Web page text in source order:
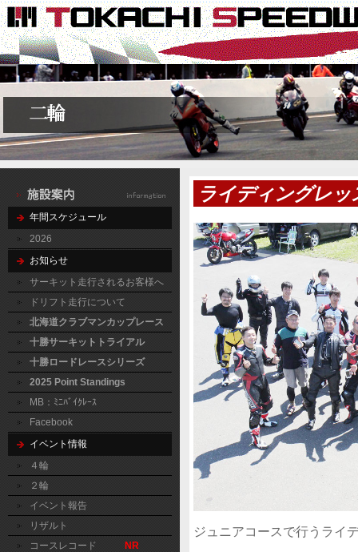
年間スケジュール
2026
お知らせ
サーキット走行されるお客様へ
ドリフト走行について
北海道クラブマンカップレース
十勝サーキットトライアル
十勝ロードレースシリーズ
2025 Point Standings
MB：ﾐﾆﾊﾞｲｸﾚｰｽ
Facebook
イベント情報
４輪
２輪
イベント報告
リザルト
コースレコード
NR
ライディングレ
ジュニアコースで行うライ